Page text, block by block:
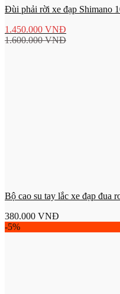
Đùi phải rời xe đạp Shimano
1.450.000 VNĐ
1.600.000VNĐ
Bộ cao su tay lắc xe đạp đua
380.000 VNĐ
-5%